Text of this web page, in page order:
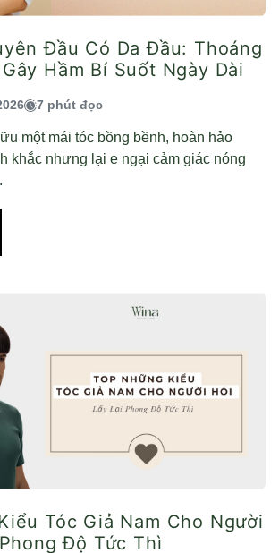
Đầu Có Da Đầu: Thoáng
Hầm Bí Suốt Ngày Dài
7 phút đọc
một mái tóc bồng bềnh, hoàn hảo
khắc nhưng lại e ngại cảm giác nóng
Tóc Giả Nam Cho Người
Độ Tức Thì